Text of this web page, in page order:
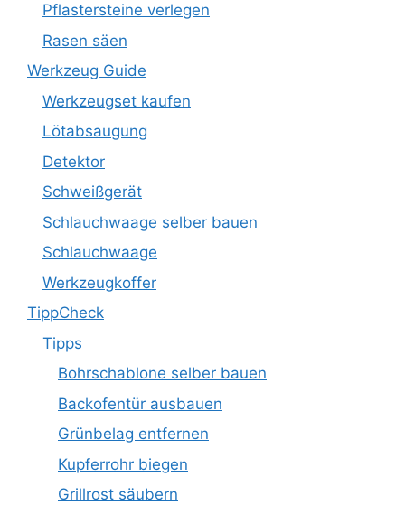
Pflastersteine verlegen
Rasen säen
Werkzeug Guide
Werkzeugset kaufen
Lötabsaugung
Detektor
Schweißgerät
Schlauchwaage selber bauen
Schlauchwaage
Werkzeugkoffer
TippCheck
Tipps
Bohrschablone selber bauen
Backofentür ausbauen
Grünbelag entfernen
Kupferrohr biegen
Grillrost säubern